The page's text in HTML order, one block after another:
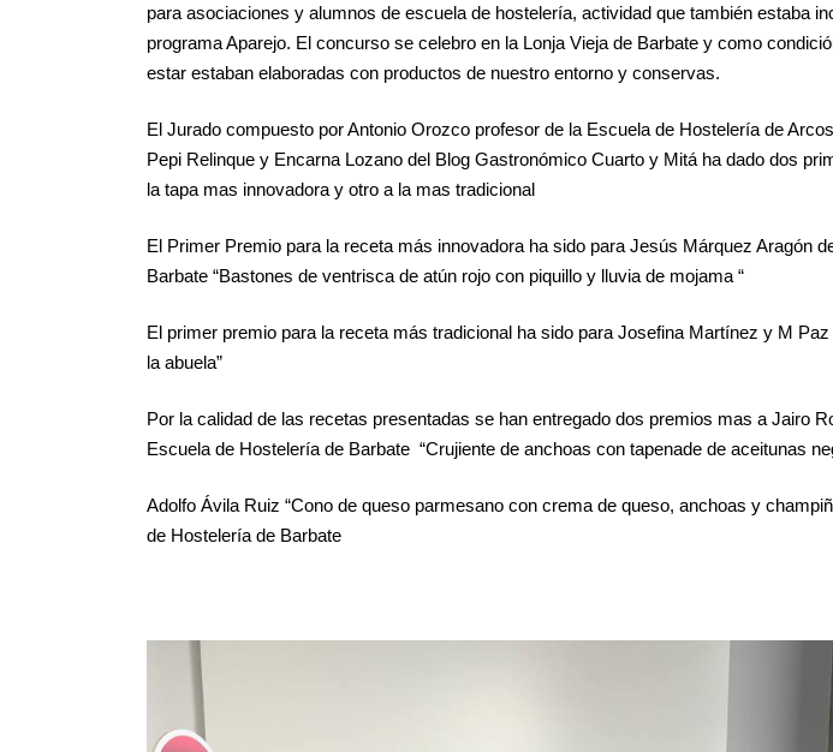
para asociaciones y alumnos de escuela de hostelería, actividad que también estaba
programa Aparejo. El concurso se celebro en la Lonja Vieja de Barbate y como
estar estaban elaboradas con productos de nuestro entorno y conservas.
El Jurado compuesto por Antonio Orozco profesor de la Escuela de Hostelería de
Pepi Relinque y Encarna Lozano del Blog Gastronómico Cuarto y Mitá ha dado dos
la tapa mas innovadora y otro a la mas tradicional
El Primer Premio para la receta más innovadora ha sido para Jesús Márquez Aragón
Barbate “Bastones de ventrisca de atún rojo con piquillo y lluvia de mojama “
El primer premio para la receta más tradicional ha sido para Josefina Martínez y M
la abuela”
Por la calidad de las recetas presentadas se han entregado dos premios mas a Jairo
Escuela de Hostelería de Barbate “Crujiente de anchoas con tapenade de aceitunas
Adolfo Ávila Ruiz “Cono de queso parmesano con crema de queso, anchoas y
de Hostelería de Barbate